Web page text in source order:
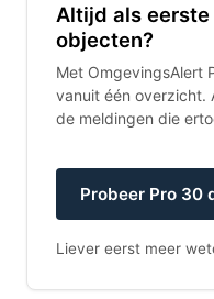
Altijd als
objecten?
Met OmgevingsAlert
vanuit één overzicht.
de meldingen die
Probeer Pro 30
Liever eerst meer